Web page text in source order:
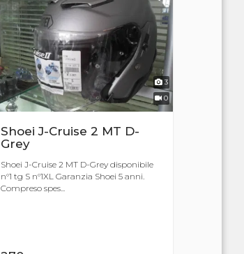
3
0
Shoei J-Cruise 2 MT D-
Grey
Shoei J-Cruise 2 MT D-Grey disponibile
n°1 tg S n°1XL Garanzia Shoei 5 anni.
Compreso spes...